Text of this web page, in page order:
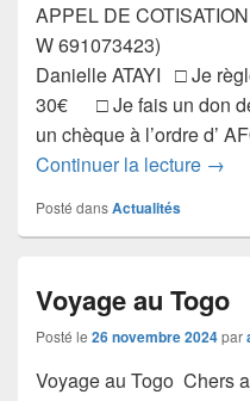
APPEL DE
W
Danielle ATAYI □ Je
30€ □ Je fais un
un chèque à l’ordre d’
Continuer la lecture →
Posté dansActualités
Voyage au Togo
Posté le 26 novembre 2024par
Voyage au Togo Chers